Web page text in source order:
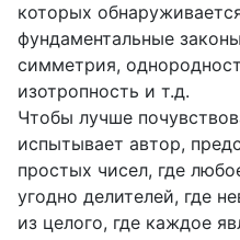
которых
фундаментальные
симметрия,
изотропность и т.д.
Чтобы лучше
испытывает автор,
простых чисел, где
угодно делителей, где
из целого, где каждое